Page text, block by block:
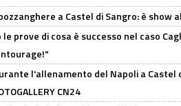
a Castel di Sangro: è show
le prove di cosa è successo nel caso
l'allenamento del Napoli a Castel
CN24